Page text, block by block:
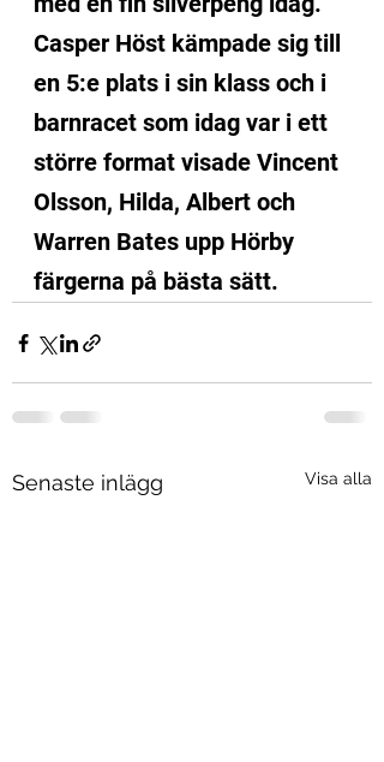
Casper Höst kämpade sig till
en 5:e plats i sin klass och i
barnracet som idag var i ett
större format visade Vincent
Olsson, Hilda, Albert och
Warren Bates upp Hörby
färgerna på bästa sätt.
Senaste inlägg Visa alla